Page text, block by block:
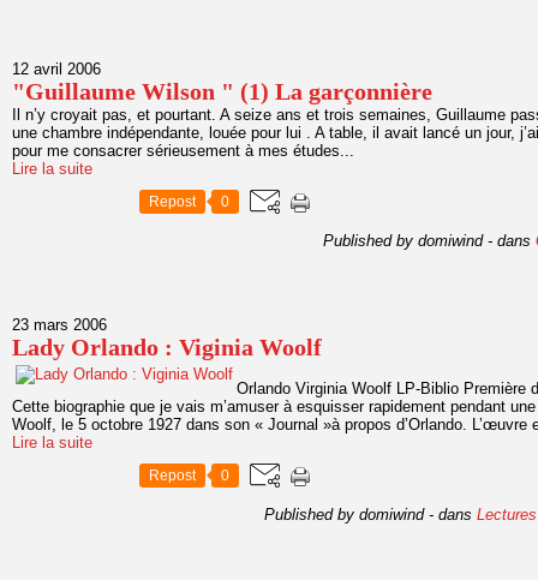
12 avril 2006
"Guillaume Wilson " (1) La garçonnière
Il n’y croyait pas, et pourtant. A seize ans et trois semaines, Guillaume
une chambre indépendante, louée pour lui . A table, il avait lancé un jour,
pour me consacrer sérieusement à mes études...
Lire la suite
Repost 0
Published by domiwind - dans
23 mars 2006
Lady Orlando : Viginia Woolf
Orlando Virginia Woolf LP-Biblio Première
Cette biographie que je vais m’amuser à esquisser rapidement pendant
Woolf, le 5 octobre 1927 dans son « Journal »à propos d’Orlando. L’œuvre
Lire la suite
Repost 0
Published by domiwind - dans